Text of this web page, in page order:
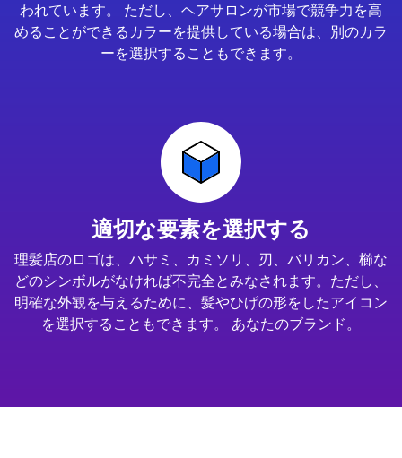
われています。 ただし、ヘアサロンが市場で競争力を高
めることができるカラーを提供している場合は、別のカラ
ーを選択することもできます。
適切な要素を選択する
理髪店のロゴは、ハサミ、カミソリ、刃、バリカン、櫛な
どのシンボルがなければ不完全とみなされます。ただし、
明確な外観を与えるために、髪やひげの形をしたアイコン
を選択することもできます。 あなたのブランド。